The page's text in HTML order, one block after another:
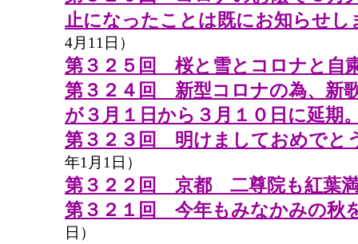
止になったことは既にお知らせ
4月11日）
第３２５回 桜と雪とコロナと自
第３２４回 新型コロナの為、新
が３月１日から３月１０日に延期
第３２３回 明けましておめでと
年1月1日）
第３２２回 京都 二尊院も紅葉
第３２１回 今年もみなかみの秋
日）